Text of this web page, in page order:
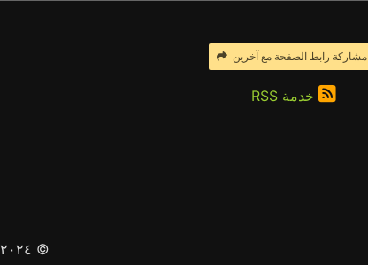
مشاركة رابط الصفحة مع آخرين
خدمة RSS
© ٢٠٢٤-٢٠٢٦، فريق كاست عربي